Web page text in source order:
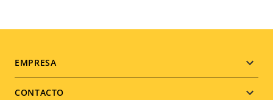
Footer
menu
EMPRESA
CONTACTO